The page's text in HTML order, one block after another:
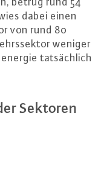
dabei einen
von rund 80
weniger
tat­säch­lich
Sektoren